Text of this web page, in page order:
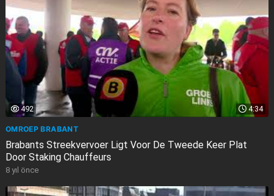
4:34
492
OMROEP BRABANT
Brabants Streekvervoer Ligt Voor De Tweede Keer Plat
Door Staking Chauffeurs
8 yıl önce